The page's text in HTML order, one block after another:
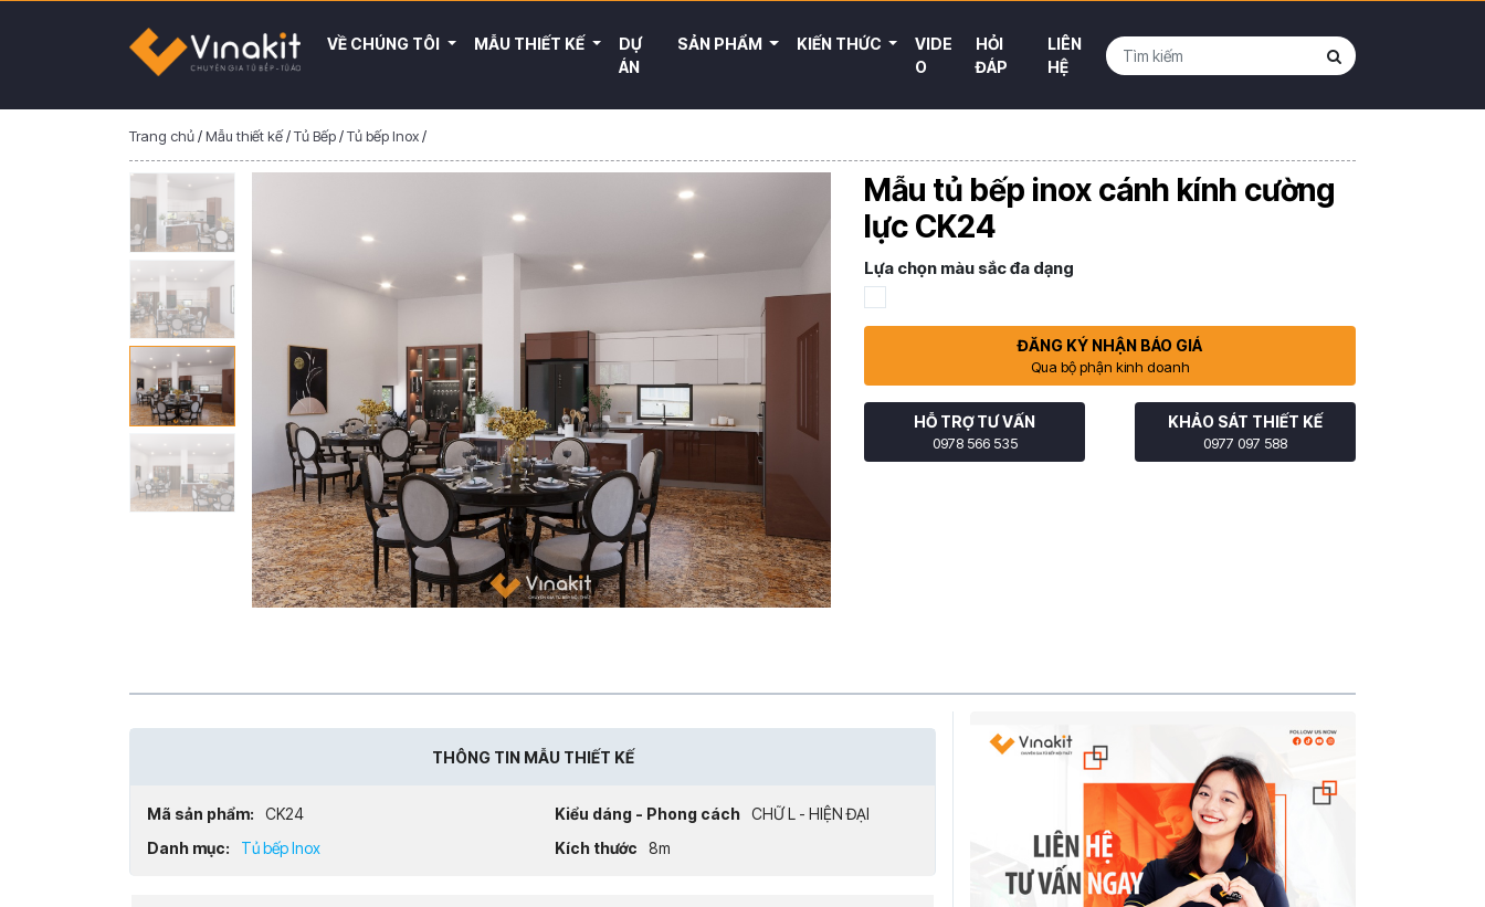
VỀ CHÚNG TÔI MẪU THIẾT KẾ
DỰ
ÁN
SẢN PHẨM KIẾN THỨC
VIDE
O
HỎI
ĐÁP
LIÊN
HỆ
Trang chủ/Mẫu thiết kế/Tủ Bếp/Tủ bếp Inox/
Mẫu tủ bếp inox cánh kính cường
lực CK24
Lựa chọn màu sắc đa dạng
ĐĂNG KÝ NHẬN BÁO GIÁ
Qua bộ phận kinh doanh
HỖ TRỢ TƯ VẤN
0978 566 535
KHẢO SÁT THIẾT KẾ
0977 097 588
THÔNG TIN MẪU THIẾT KẾ
Mã sản phẩm: CK24 Kiểu dáng - Phong cách CHỮ L - HIỆN ĐẠI
Danh mục:
Tủ bếp Inox Kích thước 8m